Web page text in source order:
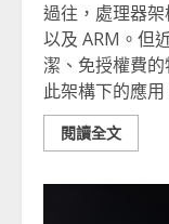
過往，處理器
以及 ARM。但
潔、免授權費
此架構下的應用
閱讀全文